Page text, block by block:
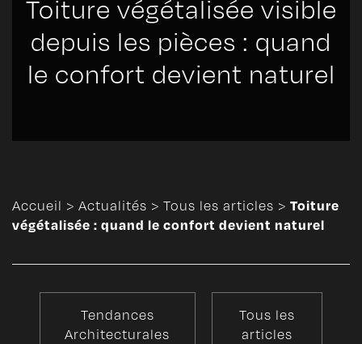
Toiture végétalisée visible
depuis les pièces : quand
le confort devient naturel
Accueil > Actualités > Tous les articles > Toiture
végétalisée : quand le confort devient naturel
Tendances
Architecturales
Tous les
articles